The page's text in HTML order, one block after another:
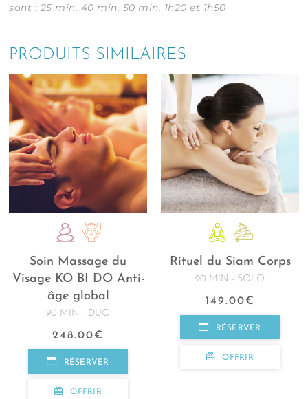
sont : 25 min, 40 min, 50 min, 1h20 et 1h50
PRODUITS SIMILAIRES
Soin Massage du
Visage KO BI DO Anti-
âge global
90 MIN - DUO
248.00€
RÉSERVER
OFFRIR
Rituel du Siam Corps
90 MIN - SOLO
149.00€
RÉSERVER
OFFRIR